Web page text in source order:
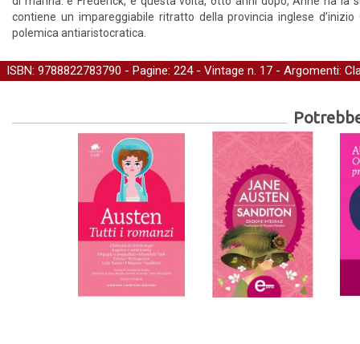
contiene un impareggiabile ritratto della provincia inglese
polemica antiaristocratica.
ISBN: 9788822783790 - Pagine: 224 - Vintage n. 17 - Argomenti: